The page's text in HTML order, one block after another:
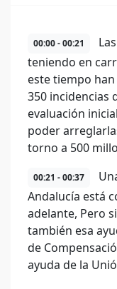
00:00 - 00:21
teniendo en
este tiempo
350 incidencias
evaluación
poder
torno a 500
00:21 - 00:37
Andalucía está
adelante, Pero
también esa
de
ayuda de la